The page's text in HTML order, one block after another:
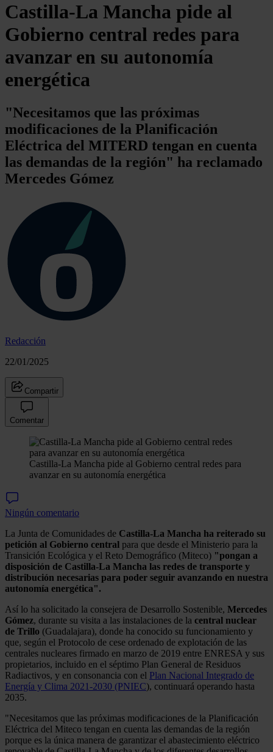
Castilla-La Mancha pide al
Gobierno central redes para
avanzar en su autonomía
energética
"Necesitamos que las próximas
modificaciones de la Planificación
Eléctrica del MITERD tengan en cuenta
las demandas de la región" ha reclamado
Mercedes Gómez
Redacción
22/01/2025
Compartir
Comentar
Castilla-La Mancha pide al Gobierno central redes para
avanzar en su autonomía energética
Ningún comentario
La Junta de Comunidades de Castilla-La Mancha ha reiterado su
petición al Gobierno central para que desde el Ministerio para la
Transición Ecológica y el Reto Demográfico (Miteco) "pongan a
disposición de Castilla-La Mancha las redes de transporte y
distribución necesarias para poder seguir avanzando en nuestra
autonomía energética".
Así lo ha solicitado la consejera de Desarrollo Sostenible, Mercedes
Gómez, durante su visita a las instalaciones de la central nuclear
de Trillo (Guadalajara), donde ha conocido su funcionamiento y
que, según el Protocolo de cese ordenado de explotación de las
centrales nucleares firmado en marzo de 2019 entre ENRESA y sus
propietarios, incluido en el séptimo Plan General de Residuos
Radiactivos, y en consonancia con el Plan Nacional Integrado de
Energía y Clima 2021-2030 (PNIEC), continuará operando hasta
2035.
"Necesitamos que las próximas modificaciones de la Planificación
Eléctrica del Miteco tengan en cuenta las demandas de la región
porque es la única manera de garantizar el abastecimiento eléctrico